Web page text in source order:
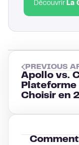
Découvrir La
PREVIOUS
Apollo vs.
Choisir en